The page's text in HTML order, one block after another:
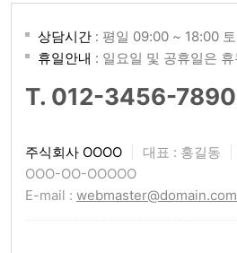
상담시간 : 평일 09:00 ~ 18:00
휴일안내 : 일요일 및 공휴일은 휴
T. 012-3456-7890
주식회사 OOOO 대표 : 홍길동
OOO-OO-OOOOO
E-mail : webmaster@domain.com